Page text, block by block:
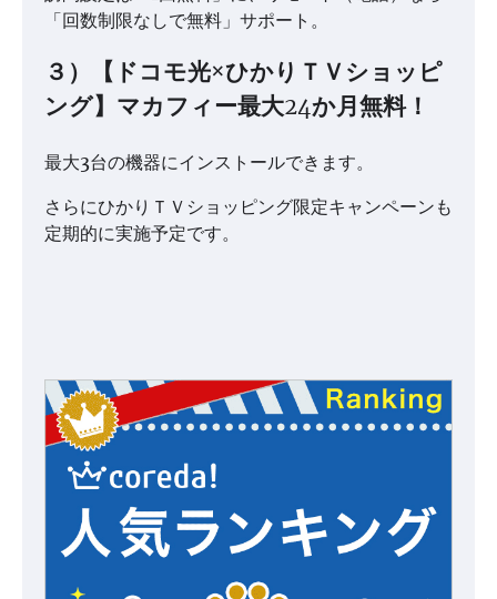
「回数制限なしで無料」サポート。
３）【ドコモ光×ひかりＴＶショッピ
ング】マカフィー最大24か月無料！
最大3台の機器にインストールできます。
さらにひかりＴＶショッピング限定キャンペーンも
定期的に実施予定です。